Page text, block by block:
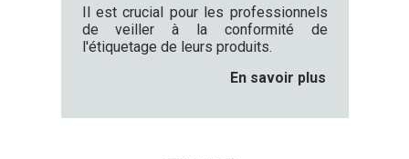
Il est crucial pour les professionnels
de veiller à la conformité de
l'étiquetage de leurs produits.
En savoir plus